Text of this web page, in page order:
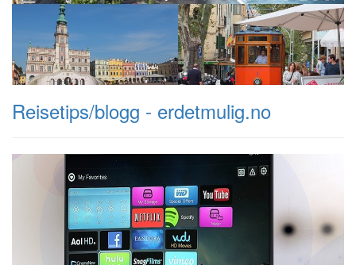
Reisetips/blogg - erdetmulig.no